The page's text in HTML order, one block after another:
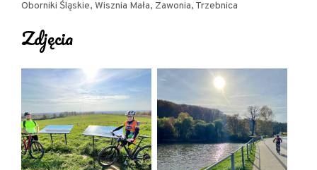
Proponowany przebieg jest zmodyfikowaną
propozycją Trzebnickiej Pętli Rowerowej. Z
oryginalnego przebiegu TPR wyjęte zostały
odcinki, które biegną obecnie zbyt ruchliwymi
drogami i dodane ciekawe miejsca, warte
odwiedzenia. Trasa wiedzie przez najpiękniejsze
tereny Wzgórz Trzebnickich i ze względu na liczne,
często długie podjazdy jest trudna i polecana
Oborniki Śląskie, Wisznia Mała, Zawonia, Trzebnica
Zdjęcia